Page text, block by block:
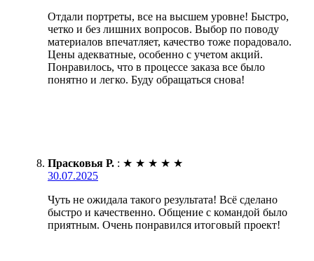
Отдали портреты, все на высшем уровне! Быстро,
четко и без лишних вопросов. Выбор по поводу
материалов впечатляет, качество тоже порадовало.
Цены адекватные, особенно с учетом акций.
Понравилось, что в процессе заказа все было
понятно и легко. Буду обращаться снова!
Прасковья Р. : ★ ★ ★ ★ ★
30.07.2025
Чуть не ожидала такого результата! Всё сделано
быстро и качественно. Общение с командой было
приятным. Очень понравился итоговый проект!